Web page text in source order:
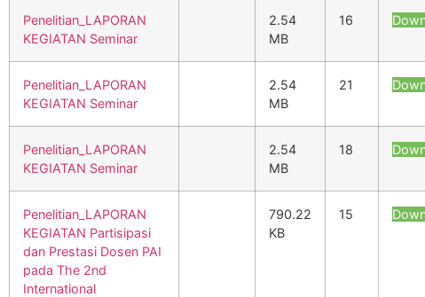
Penelitian_LAPORAN
KEGIATAN Seminar
2.54
MB
16
Penelitian_LAPORAN
KEGIATAN Seminar
2.54
MB
21
Penelitian_LAPORAN
KEGIATAN Seminar
2.54
MB
18
Penelitian_LAPORAN
KEGIATAN Partisipasi
dan Prestasi Dosen PAI
pada The 2nd
International
790.22
KB
15